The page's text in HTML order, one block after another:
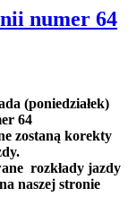
numer 64
(poniedziałek)
64
zostaną korekty
rozkłady jazdy
naszej stronie